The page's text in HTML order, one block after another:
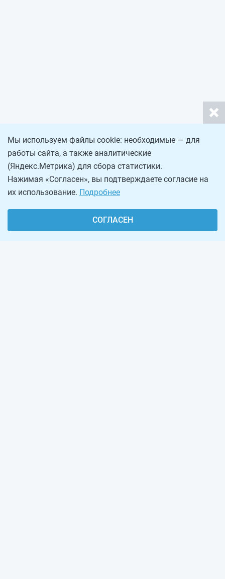
Мы используем файлы cookie: необходимые — для
работы сайта, а также аналитические
(Яндекс.Метрика) для сбора статистики.
Нажимая «Согласен», вы подтверждаете согласие на
их использование. Подробнее
СОГЛАСЕН